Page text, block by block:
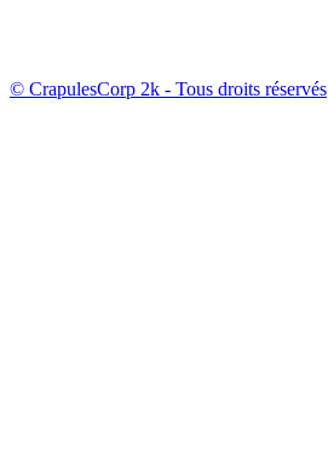
© CrapulesCorp 2k - Tous droits réservés